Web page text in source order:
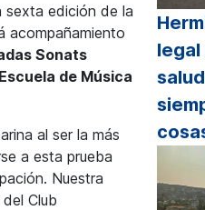
sexta edición de la
acompañamiento
Sonats
de Música
al ser la más
a esta prueba
Nuestra
Club
legal